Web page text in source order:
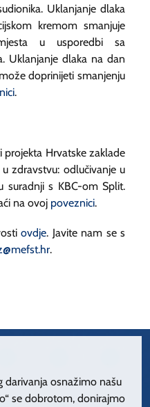
Uklanjanje dlaka
kremom smanjuje
u usporedbi sa
Uklanjanje dlaka na dan
doprinijeti smanjenju
.
Hrvatske zaklade
zdravstvu: odlučivanje u
suradnji s KBC-om Split.
na ovoj poveznici.
ovdje. Javite nam se s
.
darivanja osnažimo našu
se dobrotom, donirajmo